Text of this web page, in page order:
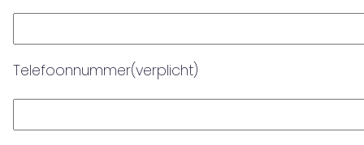
Telefoonnummer(verplicht)